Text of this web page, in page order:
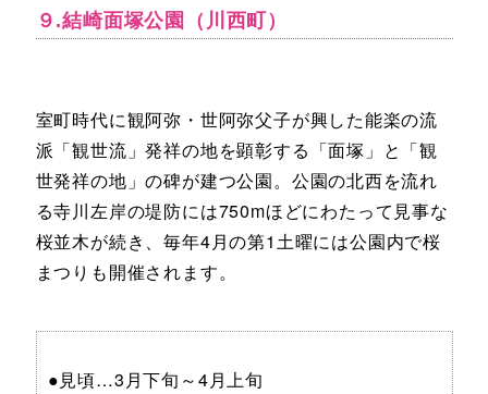
９.結崎面塚公園（川西町）
室町時代に観阿弥・世阿弥父子が興した能楽の流
派「観世流」発祥の地を顕彰する「面塚」と「観
世発祥の地」の碑が建つ公園。公園の北西を流れ
る寺川左岸の堤防には750mほどにわたって見事な
桜並木が続き、毎年4月の第1土曜には公園内で桜
まつりも開催されます。
●見頃…3月下旬～4月上旬